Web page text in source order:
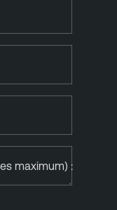
maximum) :